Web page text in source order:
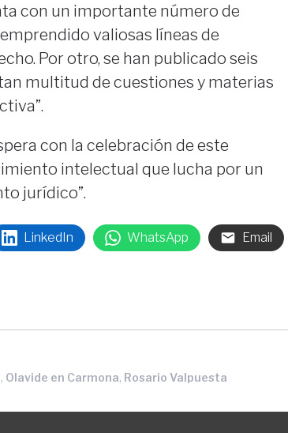
con un importante número de
valiosas líneas de
Por otro, se han publicado seis
multitud de cuestiones y materias
con la celebración de este
intelectual que lucha por un
jurídico”.
LinkedIn WhatsApp Email
, Olavide en Carmona, Rosario Valpuesta